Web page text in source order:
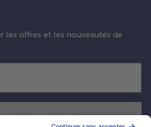
les offres et les nouveautés de
maintenant